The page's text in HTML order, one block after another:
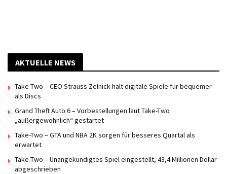
AKTUELLE NEWS
Take-Two – CEO Strauss Zelnick hält digitale Spiele für bequemer
als Discs
Grand Theft Auto 6 – Vorbestellungen laut Take-Two
„außergewöhnlich“ gestartet
Take-Two – GTA und NBA 2K sorgen für besseres Quartal als
erwartet
Take-Two – Unangekündigtes Spiel eingestellt, 43,4 Millionen Dollar
abgeschrieben